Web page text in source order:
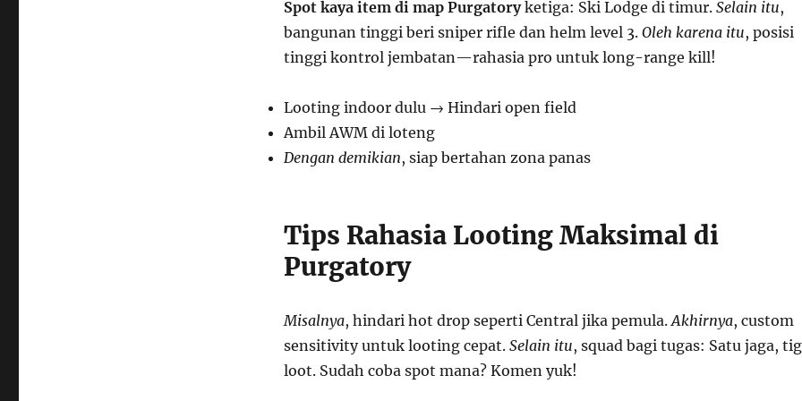
Spot kaya item di map Purgatoryketiga: Ski Lodge di timur. Selain itu,
bangunan tinggi beri sniper rifle dan helm level 3. Oleh karena itu, posisi
tinggi kontrol jembatan—rahasia pro untuk long-range kill!
Looting indoor dulu → Hindari open field
Ambil AWM di loteng
Dengan demikian, siap bertahan zona panas
Tips Rahasia Looting Maksimal di
Purgatory
Misalnya, hindari hot drop seperti Central jika pemula.Akhirnya, custom
sensitivity untuk looting cepat. Selain itu, squad bagi tugas: Satu jaga,
loot. Sudah coba spot mana? Komen yuk!